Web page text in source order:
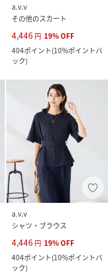
a.v.v
その他のスカート
4,446 円 19%OFF
404ポイント(10%ポイントバ
ック)
a.v.v
シャツ・ブラウス
4,446 円 19%OFF
404ポイント(10%ポイントバ
ック)